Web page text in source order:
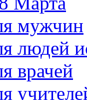
мужчин
людей
врачей